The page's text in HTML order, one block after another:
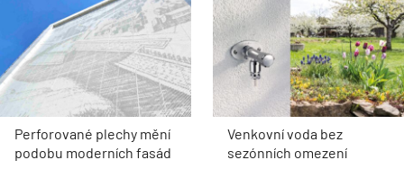
Perforované plechy mění
podobu moderních fasád
Venkovní voda bez
sezónních omezení